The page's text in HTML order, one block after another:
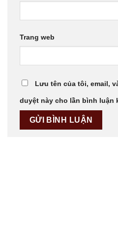
Trang web
Lưu tên của tôi, email,
duyệt này cho lần bình luận